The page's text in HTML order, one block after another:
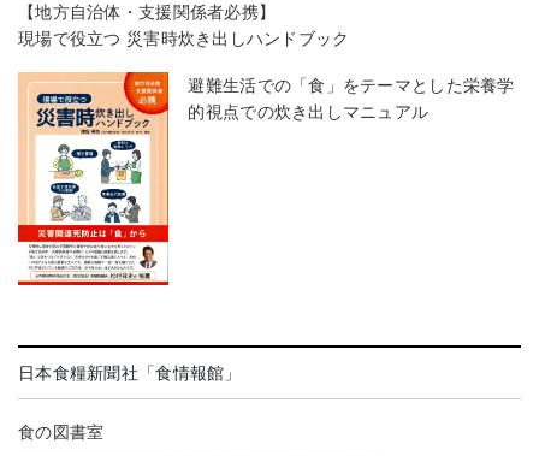
【地方自治体・支援関係者必携】
現場で役立つ 災害時炊き出しハンドブック
避難生活での「食」をテーマとした栄養学
的視点での炊き出しマニュアル
日本食糧新聞社「食情報館」
食の図書室